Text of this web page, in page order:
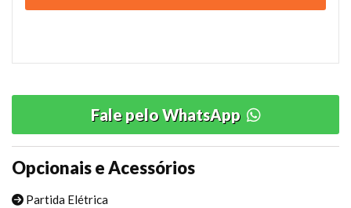
Fale pelo WhatsApp
Opcionais e Acessórios
Partida Elétrica